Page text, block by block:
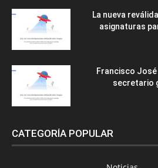
La nueva
asignaturas
Francisco
secretario
CATEGORÍA POPULAR